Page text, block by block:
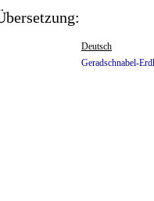
Deutsch
Geradschnabel-